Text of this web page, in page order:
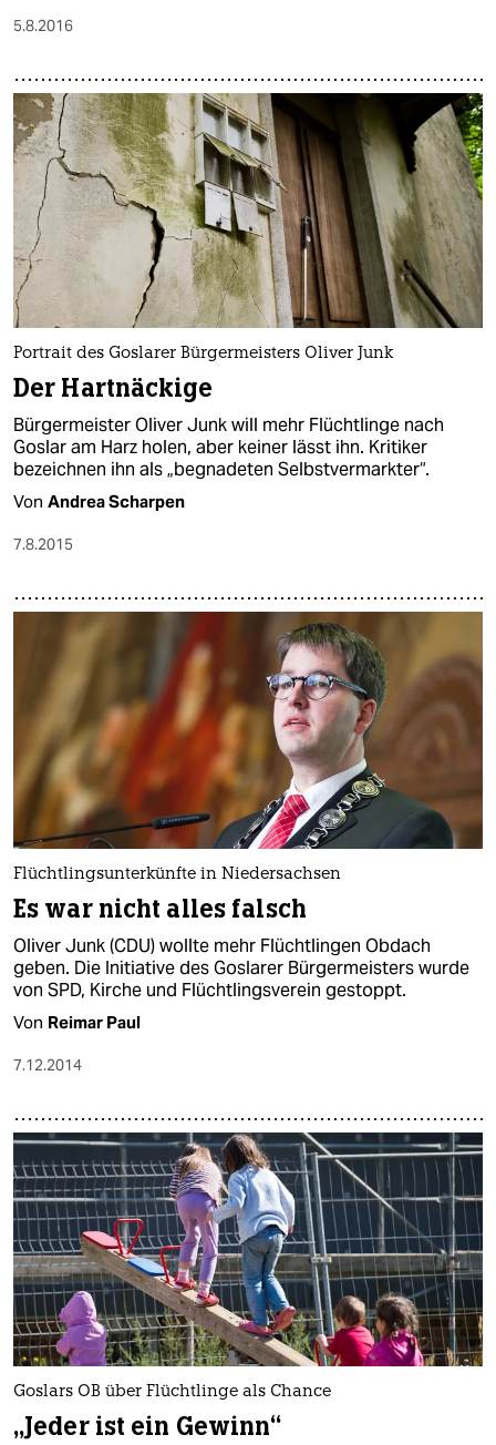
5.8.2016
Portrait des Goslarer Bürgermeisters Oliver Junk
Der Hartnäckige
Bürgermeister Oliver Junk will mehr Flüchtlinge nach
Goslar am Harz holen, aber keiner lässt ihn. Kritiker
bezeichnen ihn als „begnadeten Selbstvermarkter“.
Von Andrea Scharpen
7.8.2015
Flüchtlingsunterkünfte in Niedersachsen
Es war nicht alles falsch
Oliver Junk (CDU) wollte mehr Flüchtlingen Obdach
geben. Die Initiative des Goslarer Bürgermeisters wurde
von SPD, Kirche und Flüchtlingsverein gestoppt.
Von Reimar Paul
7.12.2014
Goslars OB über Flüchtlinge als Chance
„Jeder ist ein Gewinn“